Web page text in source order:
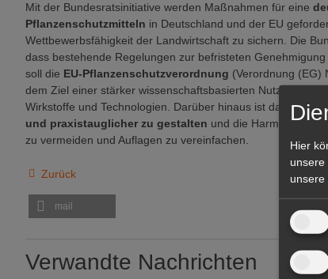
Mit der Bundesratsinitiative werden Maßnahmen für eine
Pflanzenschutzmitteln in Deutschland und der EU
Wettbewerbsfähigkeit der Landwirtschaft zu sichern. Die
dass bestehende Regelungen zur befristeten
soll die EU-Pflanzenschutzverordnung (Verordnung (EG)
dem Ziel einer stärker wissenschaftsbasierten Nutzen-
Wirkstoffe und Technologien. Darüber hinaus ist das
und praxistauglicher zu gestalten und die
zu vermeiden und Auflagen zu vereinfachen.
Zurück
mail
Verwandte Nachrichten
Hier
unsere
unsere